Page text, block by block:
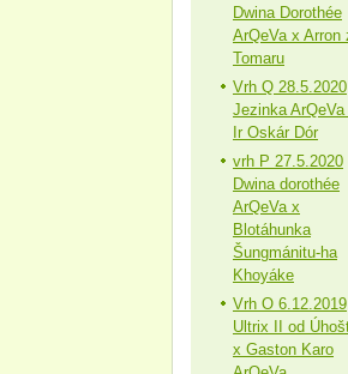
Dwina Dorothée
ArQeVa x Arron
Tomaru
Vrh Q 28.5.2020
Jezinka ArQeVa
Ir Oskár Dór
vrh P 27.5.2020
Dwina dorothée
ArQeVa x
Blotáhunka
Šungmánitu-ha
Khoyáke
Vrh O 6.12.2019
Ultrix II od
x Gaston Karo